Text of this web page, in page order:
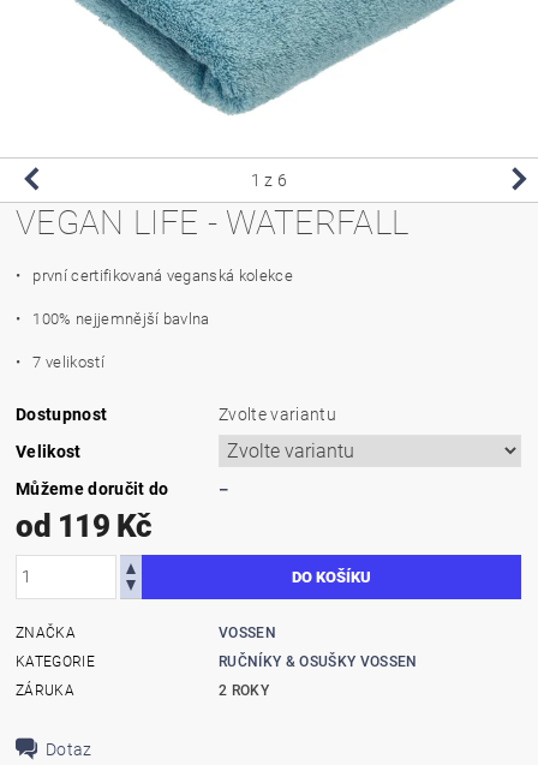
1 z 6
VEGAN LIFE - WATERFALL
• první certifikovaná veganská kolekce
• 100% nejjemnější bavlna
• 7 velikostí
Dostupnost
Zvolte variantu
Velikost
Můžeme doručit do
–
od 119 Kč
ZNAČKA
VOSSEN
KATEGORIE
RUČNÍKY & OSUŠKY VOSSEN
ZÁRUKA
2 ROKY
Dotaz